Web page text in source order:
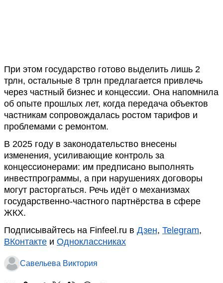
При этом государство готово выделить лишь 2
трлн, остальные 8 трлн предлагается привлечь
через частный бизнес и концессии. Она напомнила
об опыте прошлых лет, когда передача объектов
частникам сопровождалась ростом тарифов и
проблемами с ремонтом.
В 2025 году в законодательство внесены
изменения, усиливающие контроль за
концессионерами: им предписано выполнять
инвестпрограммы, а при нарушениях договоры
могут расторгаться. Речь идёт о механизмах
государственно-частного партнёрства в сфере
ЖКХ.
Подписывайтесь на Finfeel.ru в Дзен, Telegram,
ВКонтакте и Одноклассниках
Савельева Виктория